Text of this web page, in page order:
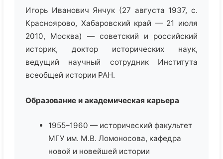
Игорь Иванович Янчук (27 августа 1937, с.
Красноярово, Хабаровский край — 21 июля
2010, Москва) — советский и российский
историк, доктор исторических наук,
ведущий научный сотрудник Института
всеобщей истории РАН.
Образование и академическая карьера
1955–1960 — исторический факультет
МГУ им. М.В. Ломоносова, кафедра
новой и новейшей истории